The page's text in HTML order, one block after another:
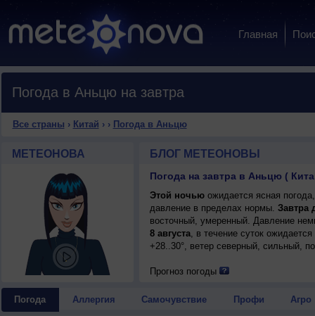
Главная
Погода в Аньцю на завтра
Все страны › Китай › › Погода в Аньцю
МЕТЕОНОВА БЛОГ МЕТЕОНОВЫ
Погода на завтра в Аньцю (
Этой ночьюожидается ясная
давление в пределах нормы. Завтра
восточный, умеренный. Давление
8 августа, в течение суток
+28..30°, ветер северный, сильный,
Прогноз погоды
Погода Аллергия Самочувствие Профи Агро